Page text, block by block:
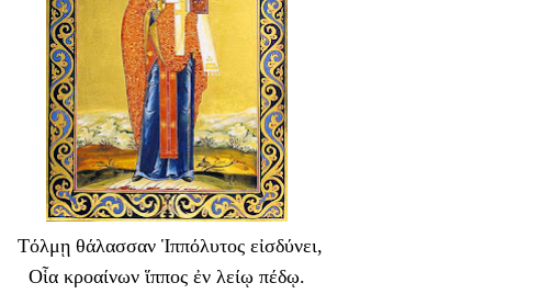
Τόλμῃ θάλασσαν Ἱππόλυτος εἰσδύνει,
Οἷα κροαίνων ἵππος ἐν λείῳ πέδῳ.